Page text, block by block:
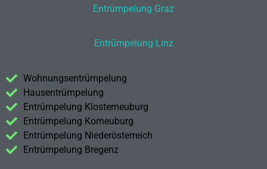
Entrümpelung Graz
Entrümpelung Linz
Wohnungsentrümpelung
Hausentrümpelung
Entrümpelung Klosterneuburg
Entrümpelung Korneuburg
Entrümpelung Niederösterreich
Entrümpelung Bregenz